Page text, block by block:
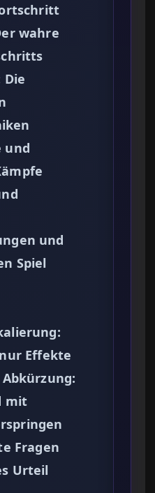
wahre
Die
und
und
Spiel
Effekte
mit
Fragen
Urteil